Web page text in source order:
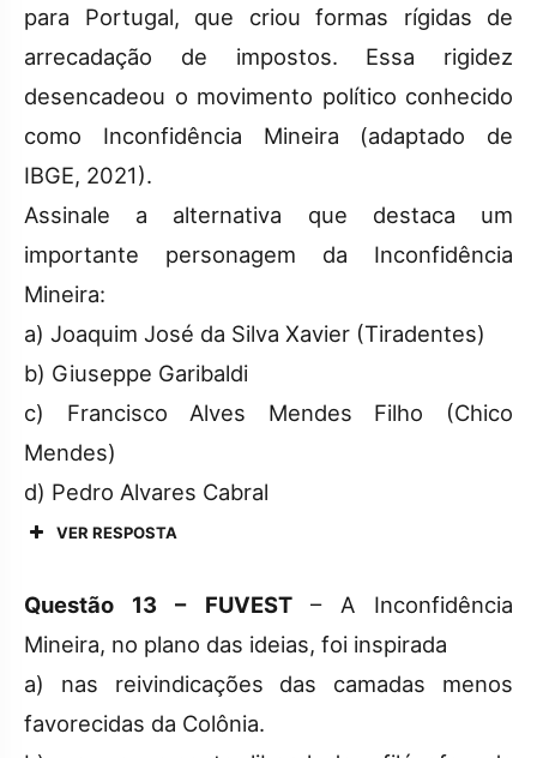
para Portugal, que criou formas rígidas de
arrecadação de impostos. Essa rigidez
desencadeou o movimento político conhecido
como Inconfidência Mineira (adaptado de
IBGE, 2021).
Assinale a alternativa que destaca um
importante personagem da Inconfidência
Mineira:
a) Joaquim José da Silva Xavier (Tiradentes)
b) Giuseppe Garibaldi
c) Francisco Alves Mendes Filho (Chico
Mendes)
d) Pedro Alvares Cabral
VER RESPOSTA
Questão 13 – FUVEST – A Inconfidência
Mineira, no plano das ideias, foi inspirada
a) nas reivindicações das camadas menos
favorecidas da Colônia.